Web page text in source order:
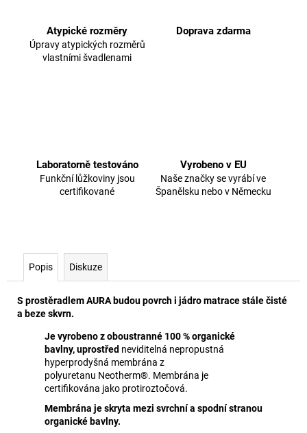
Atypické rozměry
Úpravy atypických rozměrů
vlastními švadlenami
Doprava zdarma
Laboratorně testováno
Funkční lůžkoviny jsou
certifikované
Vyrobeno v EU
Naše značky se vyrábí ve
Španělsku nebo v Německu
Popis Diskuze
S prostěradlem AURA budou povrch i jádro matrace stále čisté
a beze skvrn.
Je vyrobeno z oboustranné 100 % organické
bavlny, uprostřed neviditelná nepropustná
hyperprodyšná membrána z
polyuretanu Neotherm®. Membrána je
certifikována jako protiroztočová.
Membrána je skryta mezi svrchní a spodní stranou
organické bavlny.